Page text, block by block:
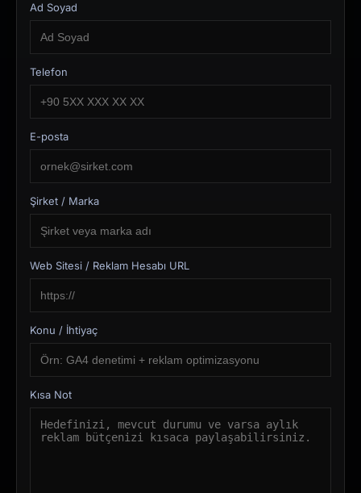
Ad Soyad
Telefon
E-posta
Şirket / Marka
Web Sitesi / Reklam Hesabı URL
Konu / İhtiyaç
Kısa Not